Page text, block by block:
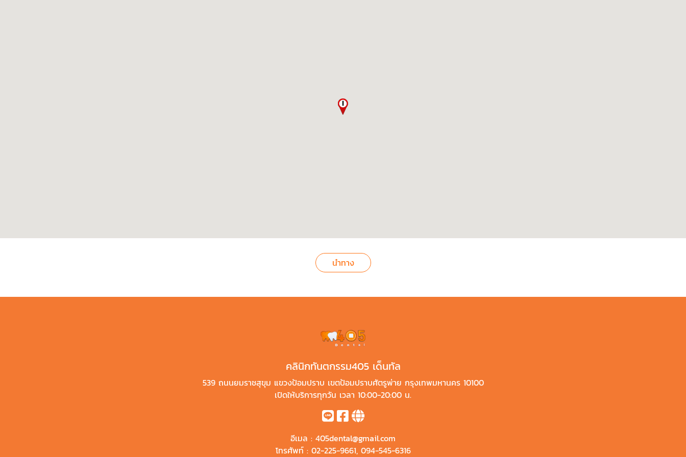
นำทาง
คลินิกทันตกรรม405 เด็นทัล
539 ถนนยมราชสุขุม แขวงป้อมปราบ เขตป้อมปราบศัตรูพ่าย กรุงเทพมหานคร 10100
เปิดให้บริการทุกวัน เวลา 10:00-20:00 น.
อีเมล : 405dental@gmail.com
โทรศัพท์ : 02-225-9661, 094-545-6316